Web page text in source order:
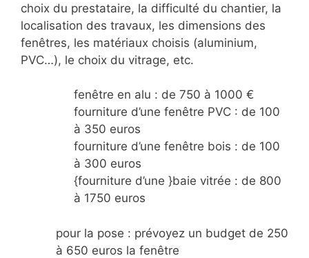
choix du prestataire, la difficulté du chantier, la
localisation des travaux, les dimensions des
fenêtres, les matériaux choisis (aluminium,
PVC…), le choix du vitrage, etc.
fenêtre en alu : de 750 à 1000 €
fourniture d’une fenêtre PVC : de 100
à 350 euros
fourniture d’une fenêtre bois : de 100
à 300 euros
{fourniture d’une }baie vitrée : de 800
à 1750 euros
pour la pose : prévoyez un budget de 250
à 650 euros la fenêtre